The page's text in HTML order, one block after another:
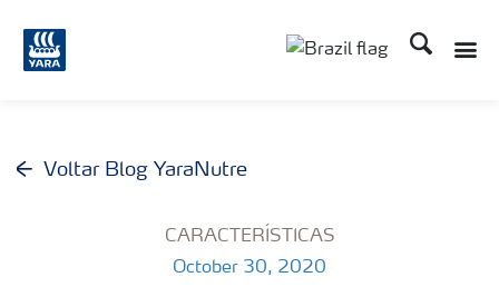
Busca
Voltar Blog YaraNutre
CARACTERÍSTICAS
October 30, 2020